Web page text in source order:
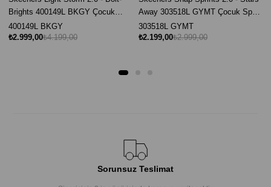
Brights 400149L BKGY Çocuk
Spor Ayakkabı - Siyah / Gri
400149L BKGY
₺2.999,00₺4.199,00
Away 303518L GYMT Çocuk Spor
Ayakkabı - Gri / Multi
303518L GYMT
₺2.199,00₺2.999,00
Sorunsuz Teslimat